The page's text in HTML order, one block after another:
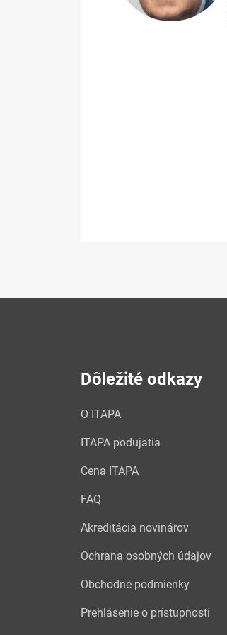
Dôležité odkazy
O ITAPA
ITAPA podujatia
Cena ITAPA
FAQ
Akreditácia novinárov
Ochrana osobných údajov
Obchodné podmienky
Prehlásenie o prístupnosti